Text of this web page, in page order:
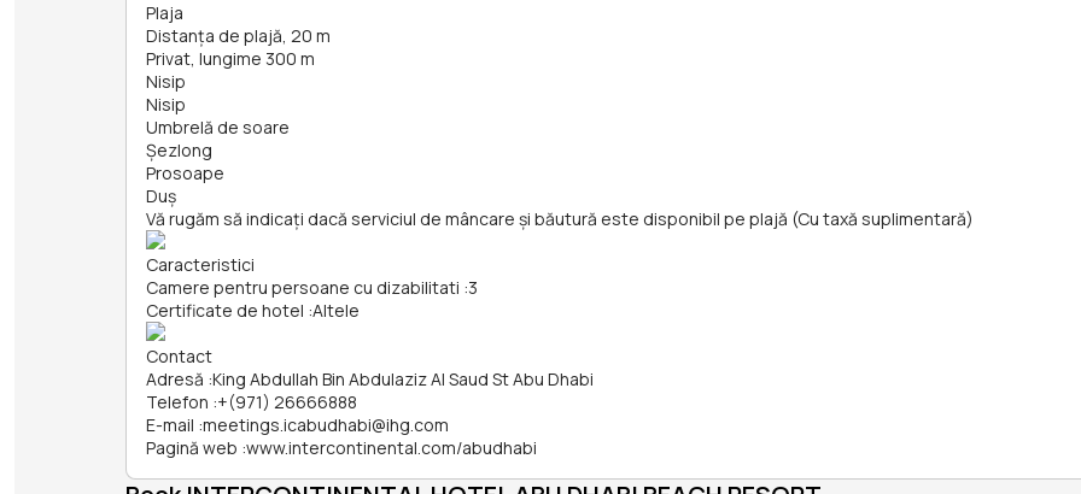
Plaja
Distanța de plajă, 20 m
Privat, lungime 300 m
Nisip
Nisip
Umbrelă de soare
Șezlong
Prosoape
Duș
Vă rugăm să indicați dacă serviciul de mâncare și băutură este disponibil pe plajă (Cu taxă suplimentară)
Caracteristici
Camere pentru persoane cu dizabilitati :3
Certificate de hotel :Altele
Contact
Adresă :King Abdullah Bin Abdulaziz Al Saud St Abu Dhabi
Telefon :+(971) 26666888
E-mail :meetings.icabudhabi@ihg.com
Pagină web :www.intercontinental.com/abudhabi